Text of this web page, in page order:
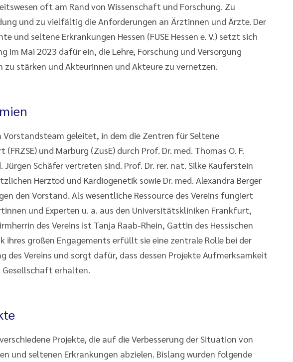
oft am Rand von Wissenschaft und Forschung. Zu
und zu vielfältig die Anforderungen an Ärztinnen und Ärzte. Der
und seltene Erkrankungen Hessen (FUSE Hessen e. V.) setzt sich
im Mai 2023 dafür ein, die Lehre, Forschung und Versorgung
zu stärken und Akteurinnen und Akteure zu vernetzen.
Vorstandsteam geleitet, in dem die Zentren für Seltene
und Marburg (ZusE) durch Prof. Dr. med. Thomas O. F.
Jürgen Schäfer vertreten sind. Prof. Dr. rer. nat. Silke Kauferstein
Herztod und Kardiogenetik sowie Dr. med. Alexandra Berger
den Vorstand. Als wesentliche Ressource des Vereins fungiert
und Experten u. a. aus den Universitätskliniken Frankfurt,
des Vereins ist Tanja Raab-Rhein, Gattin des Hessischen
ihres großen Engagements erfüllt sie eine zentrale Rolle bei der
des Vereins und sorgt dafür, dass dessen Projekte Aufmerksamkeit
erhalten.
verschiedene Projekte, die auf die Verbesserung der Situation von
und seltenen Erkrankungen abzielen. Bislang wurden folgende